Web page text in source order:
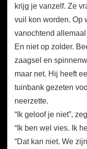
krijg je vanzelf. Ze
vuil kon worden. Op
vanochtend
En niet op zolder.
zaagsel en
maar net. Hij heeft
tuinbank gezeten
neerzette.
“Ik geloof je niet”,
“Ik ben wel vies. Ik
“Dat kan niet. We